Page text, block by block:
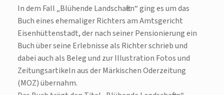
In dem Fall „Blühende Landschaften“ ging es um das
Buch eines ehemaliger Richters am Amtsgericht
Eisenhüttenstadt, der nach seiner Pensionierung ein
Buch über seine Erlebnisse als Richter schrieb und
dabei auch als Beleg und zur Illustration Fotos und
Zeitungsartikeln aus der Märkischen Oderzeitung
(MOZ) übernahm.